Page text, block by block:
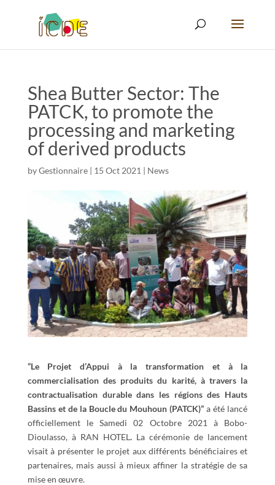
Shea Butter Sector: The
PATCK, to promote the
processing and marketing
of derived products
byGestionnaire| 15 Oct 2021 | News
“Le Projet d’Appui à la transformation et à la
commercialisation des produits du karité, à travers la
contractualisation durable dans les régions des Hauts
Bassins et de la Boucle du Mouhoun (PATCK)”a été lancé
officiellement le Samedi 02 Octobre 2021 à Bobo-
Dioulasso, à RAN HOTEL . La cérémonie de lancement
visait à présenter le projet aux différents bénéficiaires et
partenaires, mais aussi à mieux affiner la stratégie de sa
mise en œuvre.